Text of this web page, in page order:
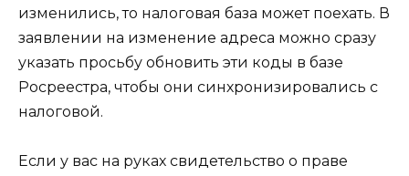
изменились, то налоговая база может поехать. В
заявлении на изменение адреса можно сразу
указать просьбу обновить эти коды в базе
Росреестра, чтобы они синхронизировались с
налоговой.
Если у вас на руках свидетельство о праве